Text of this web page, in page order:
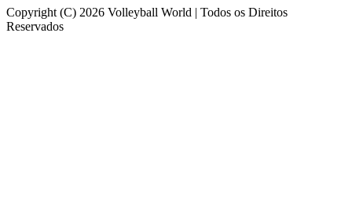
Copyright (C) 2026 Volleyball World | Todos os Direitos
Reservados